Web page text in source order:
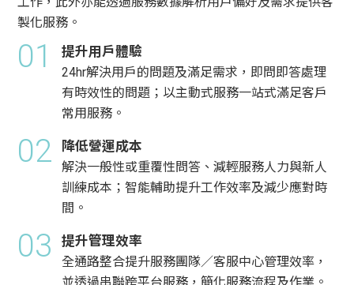
製化服務。
01 提升用戶體驗
24hr解決用戶的問題及滿足需求，即問即答處理
有時效性的問題；以主動式服務一站式滿足客戶
常用服務。
02 降低營運成本
解決一般性或重覆性問答、減輕服務人力與新人
訓練成本；智能輔助提升工作效率及減少應對時
間。
03 提升管理效率
全通路整合提升服務團隊／客服中心管理效率，
並透過串聯跨平台服務，簡化服務流程及作業。